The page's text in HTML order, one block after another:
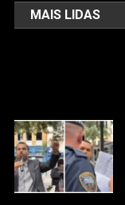
MAIS LIDAS